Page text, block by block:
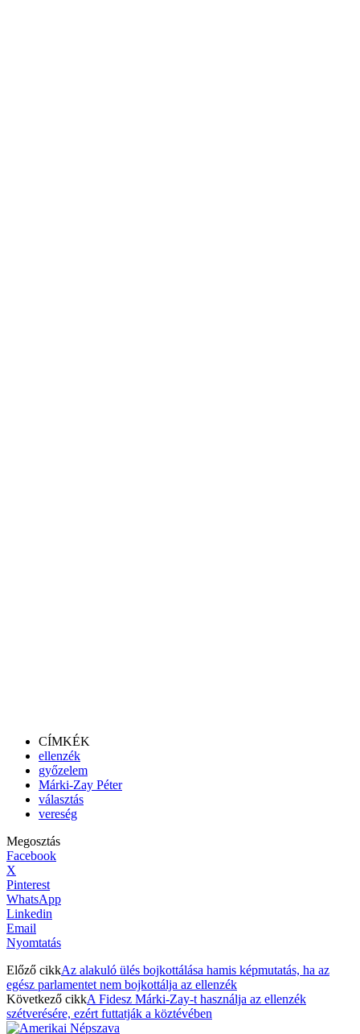
CÍMKÉK
ellenzék
győzelem
Márki-Zay Péter
választás
vereség
Megosztás
Facebook
X
Pinterest
WhatsApp
Linkedin
Email
Nyomtatás
Előző cikkAz alakuló ülés bojkottálása hamis képmutatás, ha az
egész parlamentet nem bojkottálja az ellenzék
Következő cikkA Fidesz Márki-Zay-t használja az ellenzék
szétverésére, ezért futtatják a köztévében